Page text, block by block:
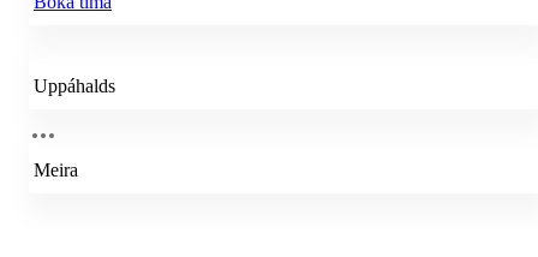
Uppáhalds
Meira